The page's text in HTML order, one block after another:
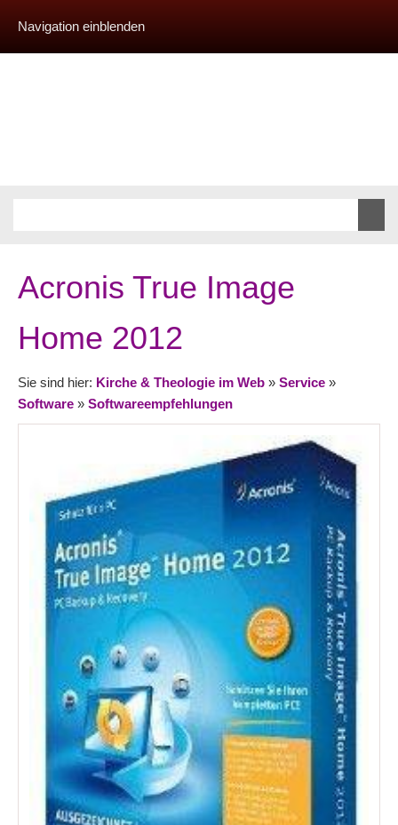
Navigation einblenden
Acronis True Image
Home 2012
Sie sind hier: Kirche & Theologie im Web » Service »
Software » Softwareempfehlungen